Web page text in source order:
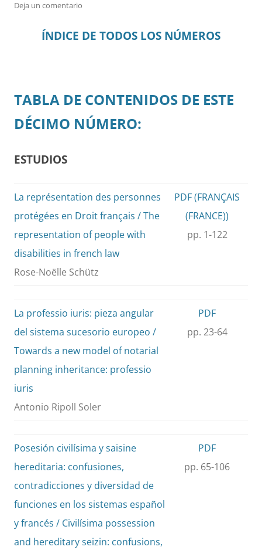
Deja un comentario
ÍNDICE DE TODOS LOS NÚMEROS
TABLA DE CONTENIDOS DE ESTE
DÉCIMO NÚMERO:
ESTUDIOS
La représentation des personnes
protégées en Droit français / The
representation of people with
disabilities in french law
Rose-Noëlle Schütz
PDF (FRANÇAIS
(FRANCE))
pp. 1-122
La professio iuris: pieza angular
del sistema sucesorio europeo /
Towards a new model of notarial
planning inheritance: professio
iuris
Antonio Ripoll Soler
PDF
pp. 23-64
Posesión civilísima y saisine
hereditaria: confusiones,
contradicciones y diversidad de
funciones en los sistemas español
y francés / Civilísima possession
and hereditary seizin: confusions,
PDF
pp. 65-106